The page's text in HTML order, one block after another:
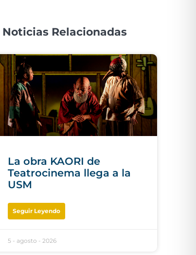
Noticias Relacionadas
La obra KAORI de
Teatrocinema llega a la
USM
Seguir Leyendo
5 - agosto - 2026